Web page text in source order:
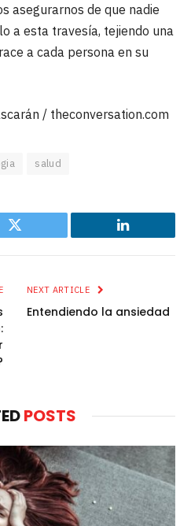
asegurarnos de que nadie
a esta travesía, tejiendo una
a cada persona en su
/ theconversation.com
salud
Twitter LinkedIn
NEXT ARTICLE
Entendiendo la ansiedad
POSTS